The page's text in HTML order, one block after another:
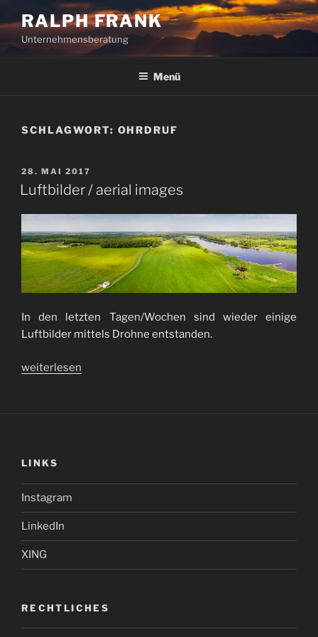
Inhalt
springen
RALPH FRANK
Unternehmensberatung
Menü
SCHLAGWORT: OHRDRUF
VERÖFFENTLICHT
AM
28. MAI 2017
Luftbilder / aerial images
In den letzten Tagen/Wochen sind wieder einige
Luftbilder mittels Drohne entstanden.
„Luftbilder
weiterlesen
LINKS
Instagram
LinkedIn
XING
RECHTLICHES